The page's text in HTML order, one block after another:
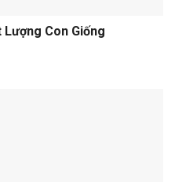
Con Giống